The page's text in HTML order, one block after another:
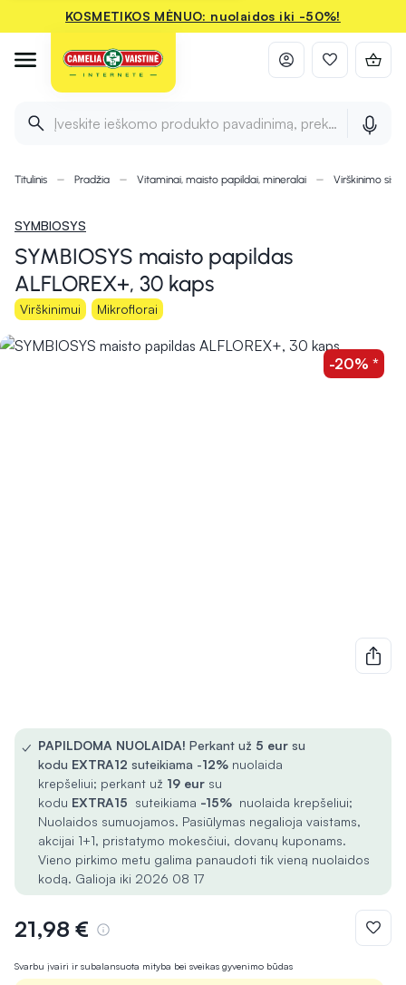
KOSMETIKOS MĖNUO: nuolaidos iki -50%!
Įveskite ieškomo produkto pavadinimą, prekės ženklą ir
Titulinis Pradžia Vitaminai, maisto papildai, mineralai Virškinimo
SYMBIOSYS
SYMBIOSYS maisto papildas
ALFLOREX+, 30 kaps
Virškinimui Mikroflorai
-20% *
Svarbu įvairi ir subalansuota mityba bei sveikas gyvenimo būdas
✓ PAPILDOMA NUOLAIDA! Perkant už 5 eur su
kodu EXTRA12 suteikiama -12% nuolaida
krepšeliui; perkant už 19 eur su
kodu EXTRA15 suteikiama -15% nuolaida krepšeliui;
Nuolaidos sumuojamos. Pasiūlymas negalioja vaistams,
akcijai 1+1, pristatymo mokesčiui, dovanų kuponams.
Vieno pirkimo metu galima panaudoti tik vieną nuolaidos
kodą. Galioja iki 2026 08 17
21,98 €